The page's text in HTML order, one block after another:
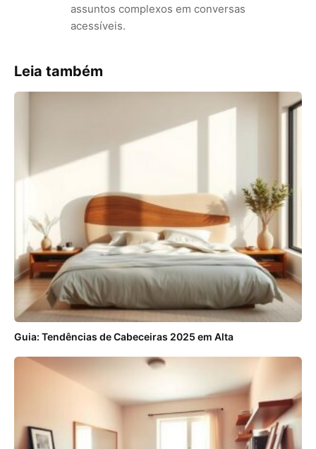
assuntos complexos em conversas
acessíveis.
Leia também
Guia: Tendências de Cabeceiras 2025 em Alta